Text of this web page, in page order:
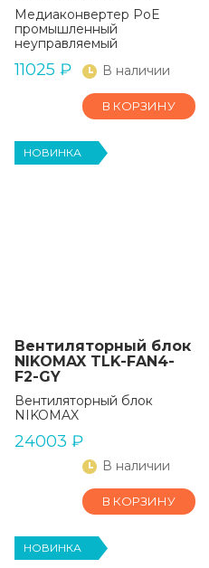
Медиаконвертер PoE
промышленный
неуправляемый
11025 ₽ В наличии
В КОРЗИНУ
НОВИНКА
Вентиляторный блок
NIKOMAX TLK-FAN4-
F2-GY
Вентиляторный блок
NIKOMAX
24003 ₽
В наличии
В КОРЗИНУ
НОВИНКА